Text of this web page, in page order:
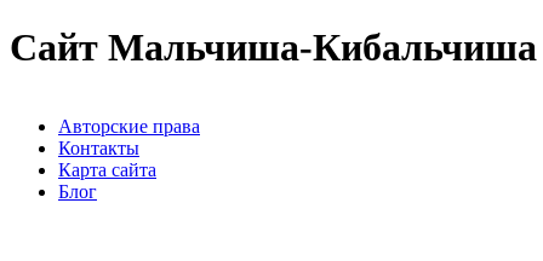
Сайт Мальчиша-Кибальчиша
Авторские права
Контакты
Карта сайта
Блог